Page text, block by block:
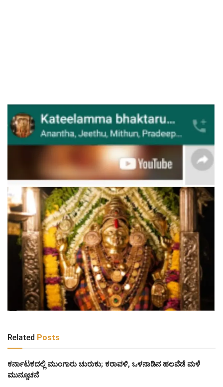
Related Posts
ಕರ್ನಾಟಕದಲ್ಲಿ ಮುಂಗಾರು ಚುರುಕು; ಕರಾವಳಿ, ಒಳನಾಡಿನ ಹಲವೆಡೆ ಮಳೆ
ಮುನ್ಸೂಚನೆ